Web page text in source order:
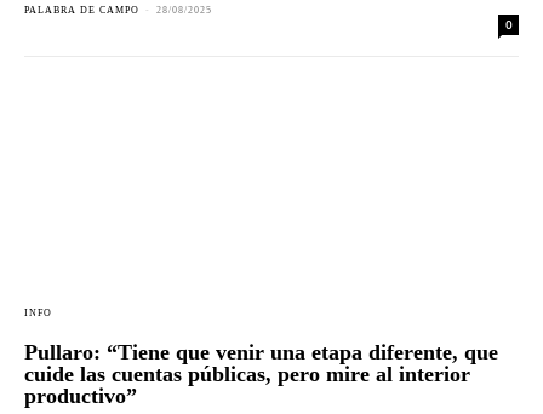
PALABRA DE CAMPO - 28/08/2025
0
INFO
Pullaro: “Tiene que venir una etapa diferente, que
cuide las cuentas públicas, pero mire al interior
productivo”